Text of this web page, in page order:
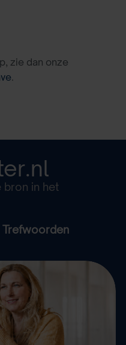
zie dan onze
.
bron in het
Trefwoorden